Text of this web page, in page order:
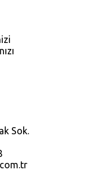
Sok.